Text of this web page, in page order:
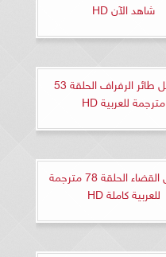
شاهد الآن HD
مسلسل طائر الرفراف الحلقة 53
مترجمة للعربية HD
مسلسل القضاء الحلقة 78 مترجمة
للعربية كاملة HD